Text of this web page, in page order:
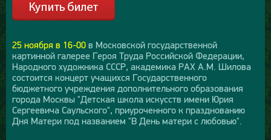
25 ноября в 16-00 в Московской государственной
картинной галерее Героя Труда Российской Федерации,
Народного художника СССР, академика РАХ А.М. Шилова
состоится концерт учащихся Государственного
бюджетного учреждения дополнительного образования
города Москвы "Детская школа искусств имени Юрия
Сергеевича Саульского", приуроченного к празднованию
Дня Матери под названием "В День матери с любовью".